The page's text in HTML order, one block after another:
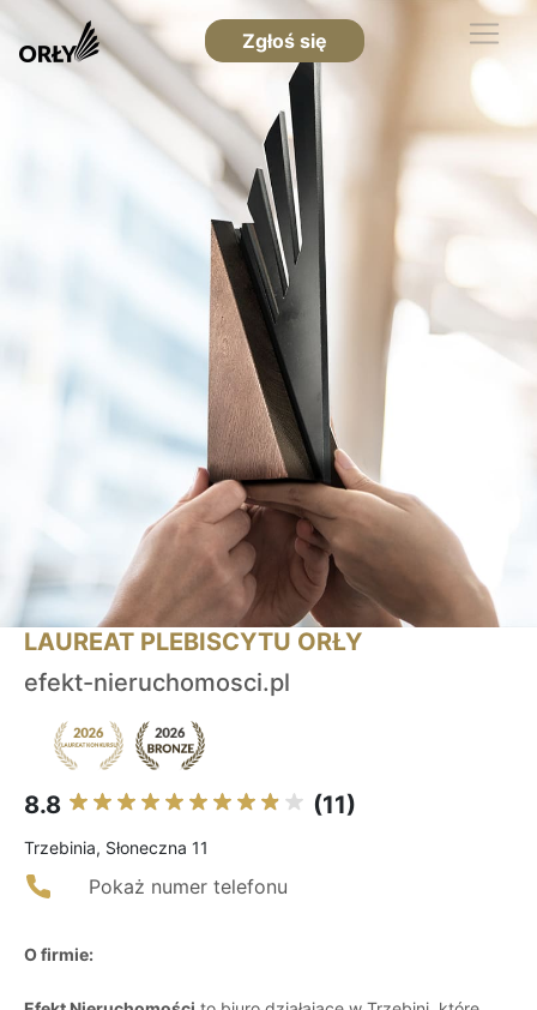
Zgłoś się
LAUREAT PLEBISCYTU ORŁY
efekt-nieruchomosci.pl
8.8 (11)
Trzebinia, Słoneczna 11
Pokaż numer telefonu
O firmie: